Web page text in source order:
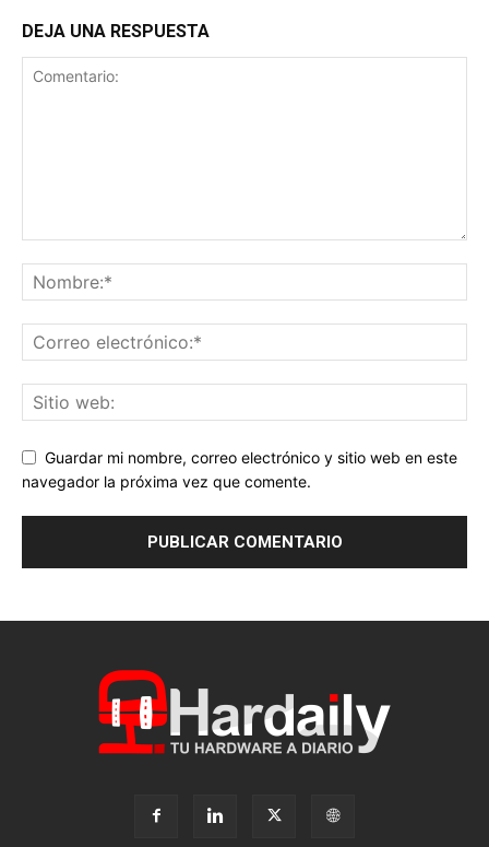
DEJA UNA RESPUESTA
Guardar mi nombre, correo electrónico y sitio web en este
navegador la próxima vez que comente.